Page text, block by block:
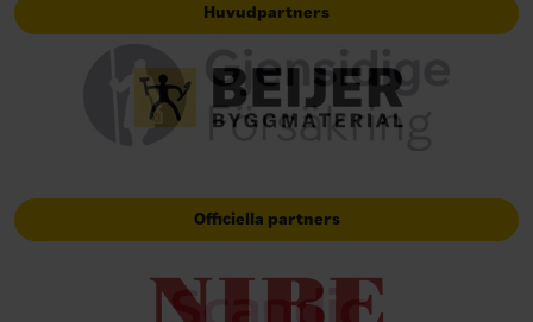
Huvudpartners
Officiella partners